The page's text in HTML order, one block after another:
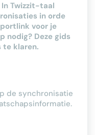
In Twizzit-taal
in orde
voor je
nodig? Deze gids
te klaren.
de synchronisatie